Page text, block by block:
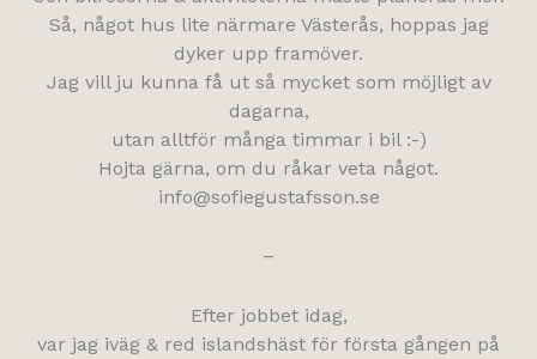
Så, något hus lite närmare Västerås, hoppas jag
dyker upp framöver.
Jag vill ju kunna få ut så mycket som möjligt av
dagarna,
utan alltför många timmar i bil :-)
Hojta gärna, om du råkar veta något.
info@sofiegustafsson.se
–
Efter jobbet idag,
var jag iväg & red islandshäst för första gången på